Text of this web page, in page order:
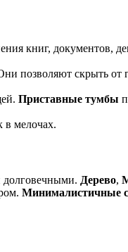
книг, документов,
позволяют скрыть от
Приставные тумбы
в мелочах.
Дерево,
Минималистичные